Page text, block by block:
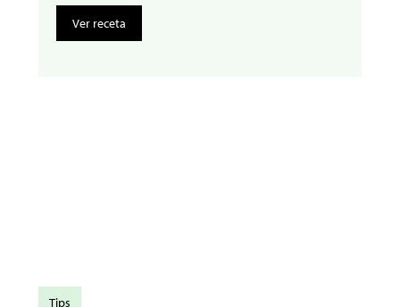
Ver receta
Tips